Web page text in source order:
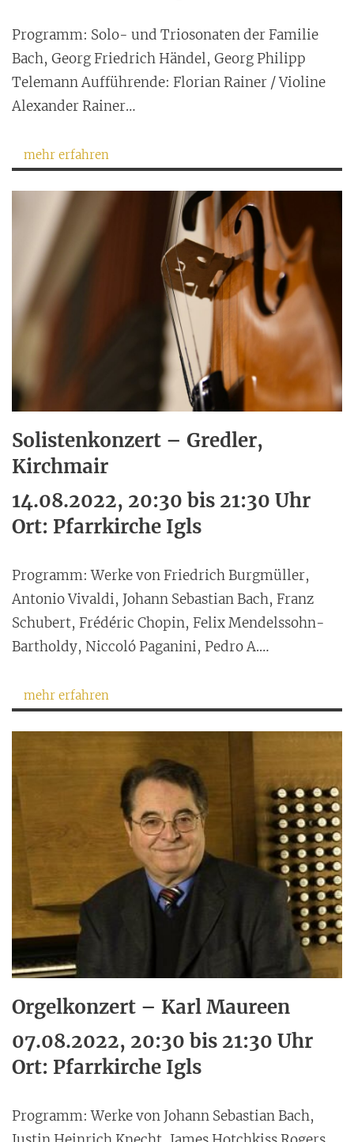
Programm: Solo- und Triosonaten der Familie
Bach, Georg Friedrich Händel, Georg Philipp
Telemann Aufführende: Florian Rainer / Violine
Alexander Rainer…
mehr erfahren
Solistenkonzert – Gredler,
Kirchmair
14.08.2022, 20:30 bis 21:30 Uhr
Ort: Pfarrkirche Igls
Programm: Werke von Friedrich Burgmüller,
Antonio Vivaldi, Johann Sebastian Bach, Franz
Schubert, Frédéric Chopin, Felix Mendelssohn-
Bartholdy, Niccoló Paganini, Pedro A.…
mehr erfahren
Orgelkonzert – Karl Maureen
07.08.2022, 20:30 bis 21:30 Uhr
Ort: Pfarrkirche Igls
Programm: Werke von Johann Sebastian Bach,